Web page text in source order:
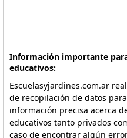
Información importante
educativos:
Escuelasyjardines.com.ar
de recopilación de datos
información precisa acerca
educativos tanto privados
caso de encontrar algún